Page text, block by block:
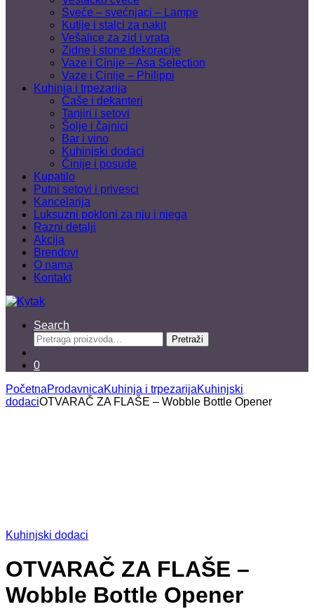
Sveće – svećnjaci – Lampe
Kutije i stalci za nakit
Vešalice za zid i vrata
Zidne i stone dekoracije
Vaze i Cinije – Asa Selection
Vaze i Cinije – Philippi
Kuhinja i trpezarija
Čaše i dekanteri
Tanjiri i setovi
Šolje i čajnici
Bar i vino
Kuhinjski dodaci
Činije i posude
Kupatilo
Putni setovi i privesci
Kancelarija
Luksuzni pokloni za nju i njega
Razni detalji
Akcija
Brendovi
O nama
Kontakt
Search
Pretraga
za:
Pretraži
0
PočetnaProdavnicaKuhinja i trpezarijaKuhinjski
dodaciOTVARAČ ZA FLAŠE – Wobble Bottle Opener
Kuhinjski dodaci
OTVARAČ ZA FLAŠE –
Wobble Bottle Opener